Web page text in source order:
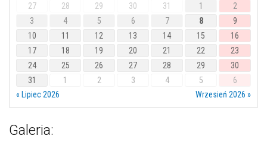
27
28 29 30 31 1
2
3
4 5 6 7 8
9
10
11 12 13 14 15
16
17
18 19 20 21 22
23
24
25 26 27 28 29
30
31
1 2 3 4 5
6
« Lipiec 2026
Wrzesień 2026 »
Galeria: